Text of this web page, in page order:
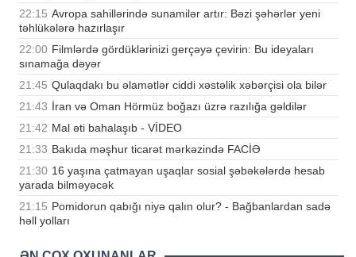
22:15 Avropa sahillərində sunamilər artır: Bəzi şəhərlər yeni
təhlükələrə hazırlaşır
22:00 Filmlərdə gördüklərinizi gerçəyə çevirin: Bu ideyaları
sınamağa dəyər
21:45 Qulaqdakı bu əlamətlər ciddi xəstəlik xəbərçisi ola bilər
21:43 İran və Oman Hörmüz boğazı üzrə razılığa gəldilər
21:42 Mal əti bahalaşıb - VİDEO
21:33 Bakıda məşhur ticarət mərkəzində FACİƏ
21:30 16 yaşına çatmayan uşaqlar sosial şəbəkələrdə hesab
yarada bilməyəcək
21:15 Pomidorun qabığı niyə qalın olur? - Bağbanlardan sadə
həll yolları